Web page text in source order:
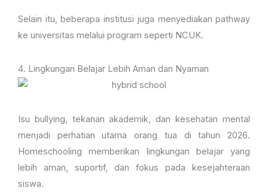
Selain itu, beberapa institusi juga menyediakan pathway
ke universitas melalui program seperti NCUK.
4. Lingkungan Belajar Lebih Aman dan Nyaman
Isu bullying, tekanan akademik, dan kesehatan mental
menjadi perhatian utama orang tua di tahun 2026.
Homeschooling memberikan lingkungan belajar yang
lebih aman, suportif, dan fokus pada kesejahteraan
siswa.